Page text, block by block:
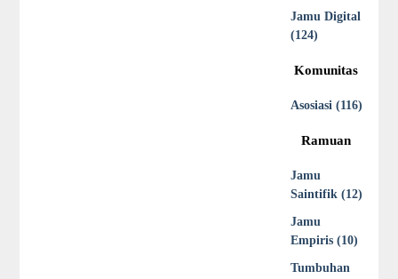
Jamu Digital
(124)
Komunitas
Asosiasi (116)
Ramuan
Jamu
Saintifik (12)
Jamu
Empiris (10)
Tumbuhan